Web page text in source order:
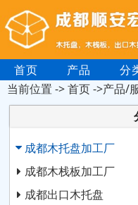
首页 产品 分
当前位置 ->首页->产品/
成都木托盘加工厂
成都木栈板加工厂
成都出口木托盘